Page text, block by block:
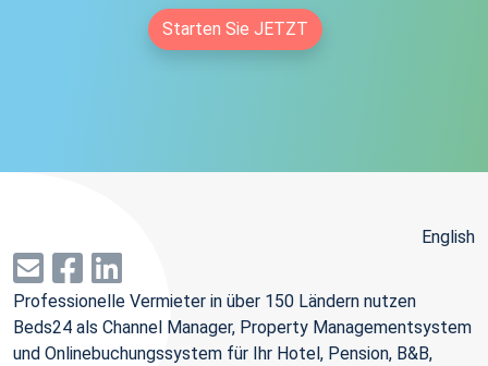
Starten Sie JETZT
English
Professionelle Vermieter in über 150 Ländern nutzen
Beds24 als Channel Manager, Property Managementsystem
und Onlinebuchungssystem für Ihr Hotel, Pension, B&B,